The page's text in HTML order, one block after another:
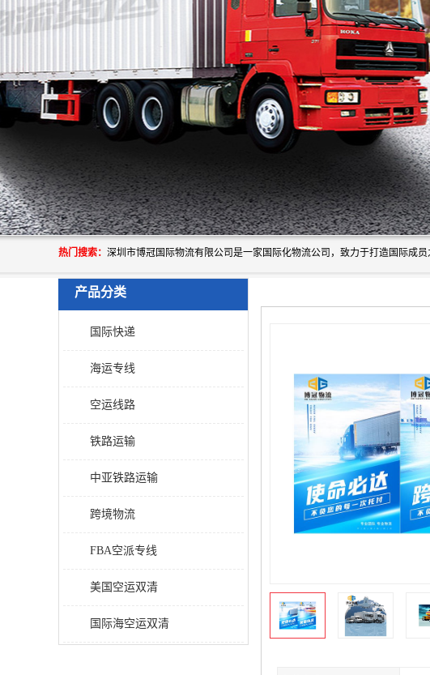
热门搜索：
产品分类
国际快递
海运专线
空运线路
铁路运输
中亚铁路运输
跨境物流
FBA空派专线
美国空运双清
国际海空运双清